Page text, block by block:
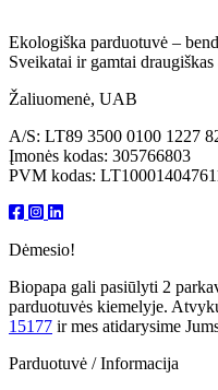
Ekologiška parduotuvė –
Sveikatai ir gamtai draugiškas
Žaliuomenė, UAB
A/S: LT89 3500 0100 1227
Įmonės kodas: 305766803
PVM kodas:
Dėmesio!
Biopapa gali pasiūlyti 2
parduotuvės kiemelyje.
15177 ir mes atidarysime
Parduotuvė / Informacija